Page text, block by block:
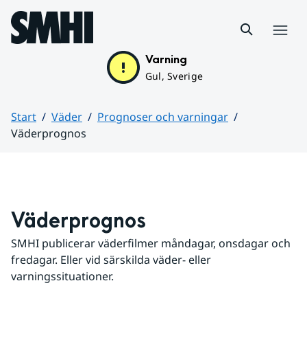
Hoppa till sidans innehåll
Varning
Gul, Sverige
Start Väder
Prognoser och varningar
Väderprognos
Väderprognos
SMHI publicerar väderfilmer måndagar, onsdagar och
fredagar. Eller vid särskilda väder- eller
varningssituationer.